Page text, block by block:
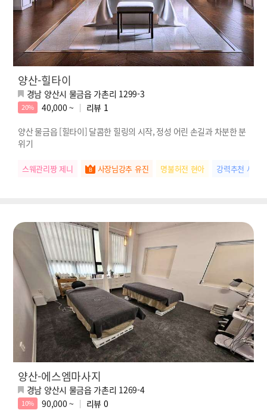
양산-힐타이
경남 양산시 물금읍 가촌리 1299-3
20% 40,000 ~ 리뷰 1
양산 물금읍 [힐타이] 달콤한 힐링의 시작, 정성 어린 손길과 차분한 분
위기
스웨관리짱 제니 사장님강추 유진 명불허전 현아 강력추천 세아
양산-에스엠마사지
경남 양산시 물금읍 가촌리 1269-4
10% 90,000 ~ 리뷰 0